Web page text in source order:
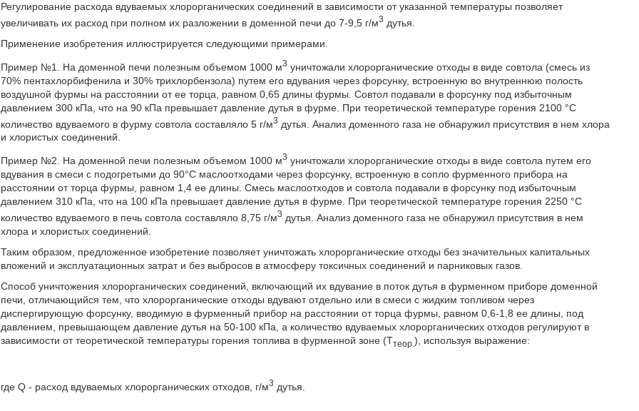
Регулирование расхода вдуваемых хлорорганических соединений в зависимости от указанной температуры позволяет
увеличивать их расход при полном их разложении в доменной печи до 7-9,5 г/м3 дутья.
Применение изобретения иллюстрируется следующими примерами.
Пример №1. На доменной печи полезным объемом 1000 м3 уничтожали хлорорганические отходы в виде совтола (смесь из
70% пентахлорбифенила и 30% трихлорбензола) путем его вдувания через форсунку, встроенную во внутреннюю полость
воздушной фурмы на расстоянии от ее торца, равном 0,65 длины фурмы. Совтол подавали в форсунку под избыточным
давлением 300 кПа, что на 90 кПа превышает давление дутья в фурме. При теоретической температуре горения 2100 °С
количество вдуваемого в фурму совтола составляло 5 г/м3 дутья. Анализ доменного газа не обнаружил присутствия в нем хлора
и хлористых соединений.
Пример №2. На доменной печи полезным объемом 1000 м3 уничтожали хлорорганические отходы в виде совтола путем его
вдувания в смеси с подогретыми до 90°С маслоотходами через форсунку, встроенную в сопло фурменного прибора на
расстоянии от торца фурмы, равном 1,4 ее длины. Смесь маслоотходов и совтола подавали в форсунку под избыточным
давлением 310 кПа, что на 100 кПа превышает давление дутья в фурме. При теоретической температуре горения 2250 °С
количество вдуваемого в печь совтола составляло 8,75 г/м3 дутья. Анализ доменного газа не обнаружил присутствия в нем
хлора и хлористых соединений.
Таким образом, предложенное изобретение позволяет уничтожать хлорорганические отходы без значительных капитальных
вложений и эксплуатационных затрат и без выбросов в атмосферу токсичных соединений и парниковых газов.
Способ уничтожения хлорорганических соединений, включающий их вдувание в поток дутья в фурменном приборе доменной
печи, отличающийся тем, что хлорорганические отходы вдувают отдельно или в смеси с жидким топливом через
диспергирующую форсунку, вводимую в фурменный прибор на расстоянии от торца фурмы, равном 0,6-1,8 ее длины, под
давлением, превышающем давление дутья на 50-100 кПа, а количество вдуваемых хлорорганических отходов регулируют в
зависимости от теоретической температуры горения топлива в фурменной зоне (Ттеор. ), используя выражение:
где Q - расход вдуваемых хлорорганических отходов, г/м3 дутья.